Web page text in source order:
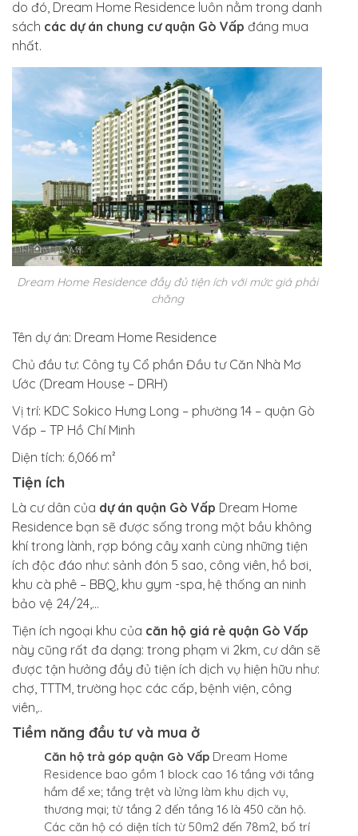
do đó, Dream Home Residence luôn nằm trong danh
sách các dự án chung cư quận Gò Vấp đáng mua
nhất.
Dream Home Residence đầy đủ tiện ích với mức giá phải
chăng
Tên dự án: Dream Home Residence
Chủ đầu tư: Công ty Cổ phần Đầu tư Căn Nhà Mơ
Ước (Dream House – DRH)
Vị trí: KDC Sokico Hưng Long – phường 14 – quận Gò
Vấp – TP Hồ Chí Minh
Diện tích: 6,066 m²
Tiện ích
Là cư dân của dự án quận Gò Vấp Dream Home
Residence bạn sẽ được sống trong một bầu không
khí trong lành, rợp bóng cây xanh cùng những tiện
ích độc đáo như: sảnh đón 5 sao, công viên, hồ bơi,
khu cà phê – BBQ, khu gym -spa, hệ thống an ninh
bảo vệ 24/24,…
Tiện ích ngoại khu của căn hộ giá rẻ quận Gò Vấp
này cũng rất đa dạng: trong phạm vi 2km, cư dân sẽ
được tận hưởng đầy đủ tiện ích dịch vụ hiện hữu như:
chợ, TTTM, trường học các cấp, bệnh viện, công
viên,..
Tiềm năng đầu tư và mua ở
Căn hộ trả góp quận Gò Vấp Dream Home
Residence bao gồm 1 block cao 16 tầng với tầng
hầm để xe; tầng trệt và lửng làm khu dịch vụ,
thương mại; từ tầng 2 đến tầng 16 là 450 căn hộ.
Các căn hộ có diện tích từ 50m2 đến 78m2, bố trí